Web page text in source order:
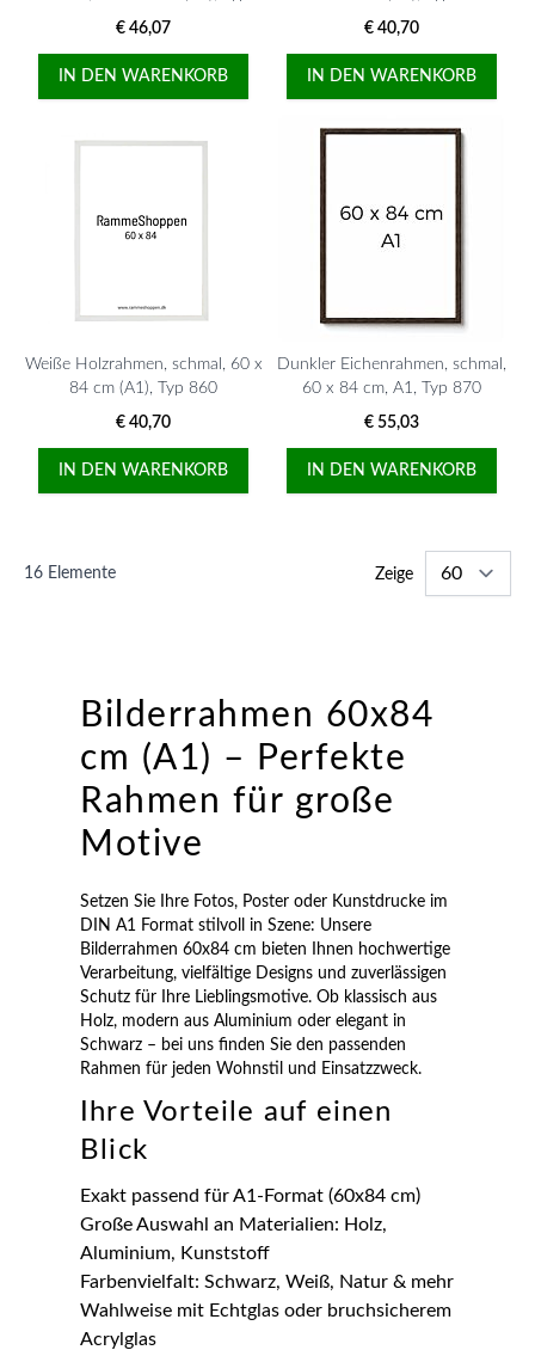
830
€ 46,07
IN DEN WARENKORB
€ 40,70
IN DEN WARENKORB
Weiße Holzrahmen, schmal, 60 x
84 cm (A1), Typ 860
€ 40,70
IN DEN WARENKORB
Dunkler Eichenrahmen, schmal,
60 x 84 cm, A1, Typ 870
€ 55,03
IN DEN WARENKORB
16 Elemente Zeige
Bilderrahmen 60x84
cm (A1) – Perfekte
Rahmen für große
Motive
Setzen Sie Ihre Fotos, Poster oder Kunstdrucke im
DIN A1 Format stilvoll in Szene: Unsere
Bilderrahmen 60x84 cm bieten Ihnen hochwertige
Verarbeitung, vielfältige Designs und zuverlässigen
Schutz für Ihre Lieblingsmotive. Ob klassisch aus
Holz, modern aus Aluminium oder elegant in
Schwarz – bei uns finden Sie den passenden
Rahmen für jeden Wohnstil und Einsatzzweck.
Ihre Vorteile auf einen
Blick
Exakt passend für A1-Format (60x84 cm)
Große Auswahl an Materialien: Holz,
Aluminium, Kunststoff
Farbenvielfalt: Schwarz, Weiß, Natur & mehr
Wahlweise mit Echtglas oder bruchsicherem
Acrylglas